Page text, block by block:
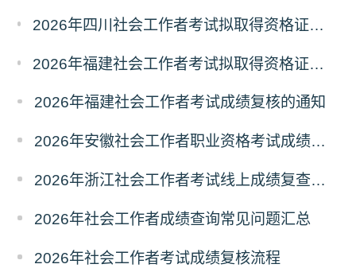
2026年四川社会工作者考试拟取得资格证书相关人员承诺情况的公示
2026年福建社会工作者考试拟取得资格证书相关人员承诺情况的公示
2026年福建社会工作者考试成绩复核的通知
2026年安徽社会工作者职业资格考试成绩复查的通知
2026年浙江社会工作者考试线上成绩复查申请的通知
2026年社会工作者成绩查询常见问题汇总
2026年社会工作者考试成绩复核流程